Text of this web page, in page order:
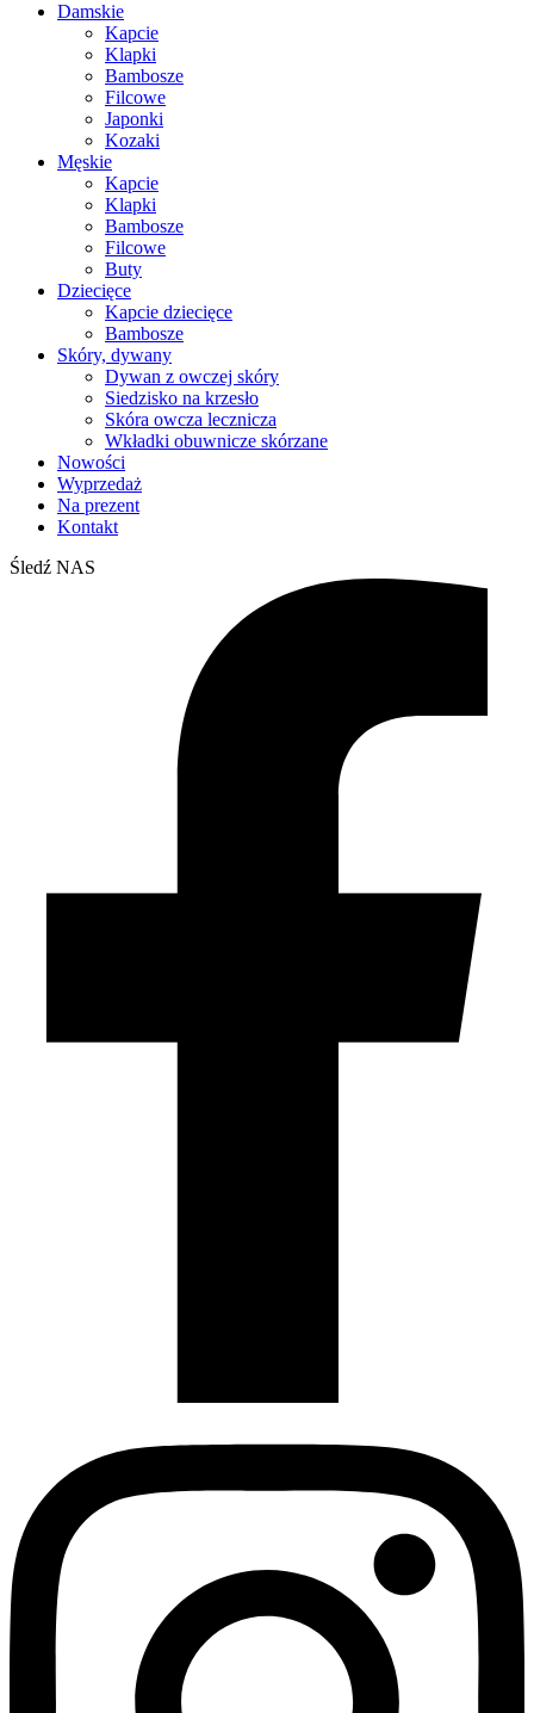
Damskie
Kapcie
Klapki
Bambosze
Filcowe
Japonki
Kozaki
Męskie
Kapcie
Klapki
Bambosze
Filcowe
Buty
Dziecięce
Kapcie dziecięce
Bambosze
Skóry, dywany
Dywan z owczej skóry
Siedzisko na krzesło
Skóra owcza lecznicza
Wkładki obuwnicze skórzane
Nowości
Wyprzedaż
Na prezent
Kontakt
Śledź NAS